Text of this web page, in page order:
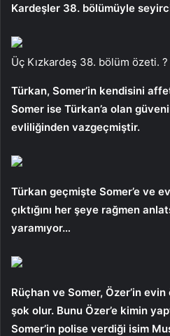
Kardeşler 38. bölümüyle seyirci
Üç Kızkardeş 38. bölüm özeti. ?
Türkan, Somer’in kendisini
Somer ise Türkan’a olan
evliliğinden vazgeçmiştir.
Türkan geçmişte Somer’e ve
çıktığını her şeye rağmen
yaramıyor…
Rüçhan ve Somer, Özer’in evin
şok olur. Bunu Özer’e kimin
Somer’in polise verdiği isim